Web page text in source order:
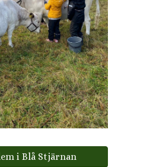
i Blå Stjärnan